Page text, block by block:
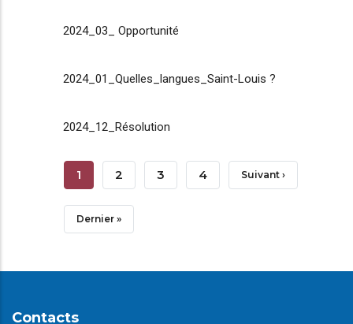
2024_03_ Opportunité
2024_01_Quelles_langues_Saint-Louis ?
2024_12_Résolution
Pagination
Page
Courante
1 Page
2 Page
3 Page
4 Page
Suivant ›
Dernière
Dernier »
Contacts